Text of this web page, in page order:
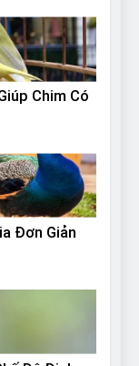
Chim Có
Đơn Giản